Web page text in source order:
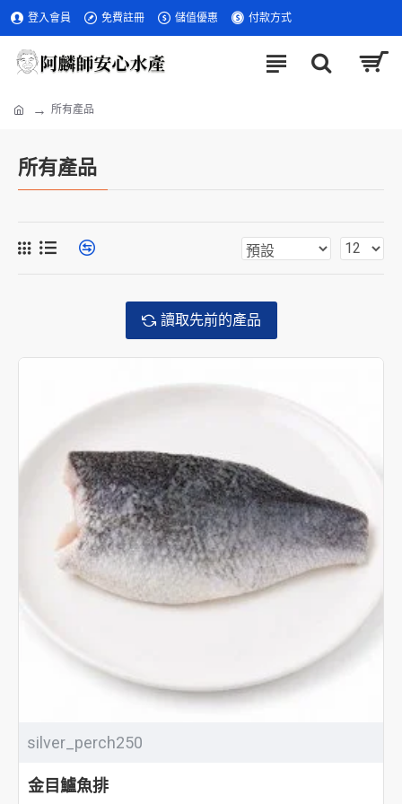
登入會員 免費註冊 儲值優惠 付款方式
所有產品
所有產品
讀取先前的產品
silver_perch250
金目鱸魚排